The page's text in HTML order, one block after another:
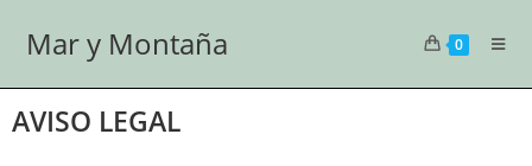
Mar y Montaña 0
AVISO LEGAL